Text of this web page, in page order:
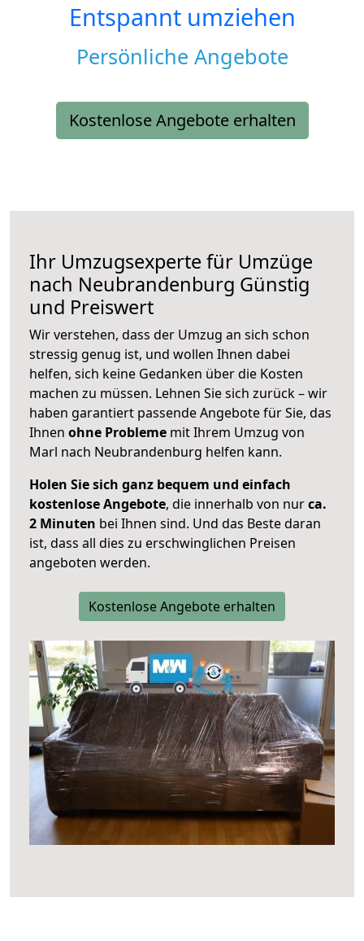
Entspannt umziehen
Persönliche Angebote
Kostenlose Angebote erhalten
Ihr Umzugsexperte für Umzüge
nach Neubrandenburg Günstig
und Preiswert
Wir verstehen, dass der Umzug an sich schon
stressig genug ist, und wollen Ihnen dabei
helfen, sich keine Gedanken über die Kosten
machen zu müssen. Lehnen Sie sich zurück – wir
haben garantiert passende Angebote für Sie, das
Ihnen ohne Probleme mit Ihrem Umzug von
Marl nach Neubrandenburg helfen kann.
Holen Sie sich ganz bequem und einfach
kostenlose Angebote, die innerhalb von nurca.
2 Minuten bei Ihnen sind. Und das Beste daran
ist, dass all dies zu erschwinglichen Preisen
angeboten werden.
Kostenlose Angebote erhalten